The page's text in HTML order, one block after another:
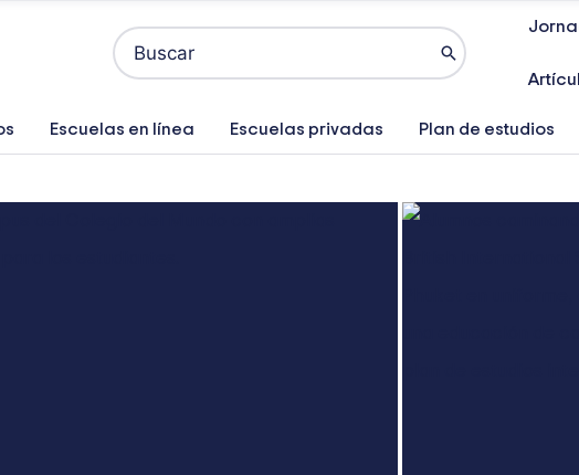
Buscar
por:
Escuelas en línea Escuelas privadas Plan de estudios